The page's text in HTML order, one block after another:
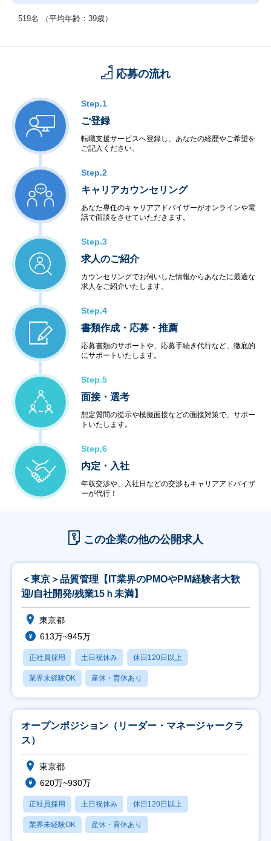
519名 （平均年齢：39歳）
応募の流れ
Step.1
ご登録
転職支援サービスへ登録し、あなたの経歴やご希望を
ご記入ください。
Step.2
キャリアカウンセリング
あなた専任のキャリアアドバイザーがオンラインや電
話で面談をさせていただきます。
Step.3
求人のご紹介
カウンセリングでお伺いした情報からあなたに最適な
求人をご紹介いたします。
Step.4
書類作成・応募・推薦
応募書類のサポートや、応募手続き代行など、徹底的
にサポートいたします。
Step.5
面接・選考
想定質問の提示や模擬面接などの面接対策で、サポー
トいたします。
Step.6
内定・入社
年収交渉や、入社日などの交渉もキャリアアドバイザ
ーが代行！
この企業の他の公開求人
＜東京＞品質管理【IT業界のPMOやPM経験者大歓
迎/自社開発/残業15ｈ未満】
東京都
613万~945万
正社員採用 土日祝休み 休日120日以上
業界未経験OK 産休・育休あり
オープンポジション（リーダー・マネージャークラ
ス）
東京都
620万~930万
正社員採用 土日祝休み 休日120日以上
業界未経験OK 産休・育休あり